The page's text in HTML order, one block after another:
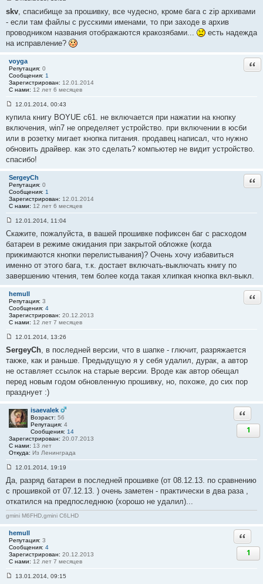
о
б
щ
н
и
е
#
4
3
skv, спасибище за прошивку, все чудесно, кроме бага с zip архивами
- если там файлы с русскими именами, то при заходе в архив
проводником названия отображаются кракозябами...
есть надежда
на исправление?
voyga
Репутация: 0
Сообщения: 1
Зарегистрирован: 12.01.2014
С нами: 12 лет 6 месяцев
о
б
щ
н
и
#
4
4
12.01.2014, 00:43
купила книгу BOYUE c61. не включается при нажатии на кнопку
включения, win7 не определяет устройство. при включении в юсби
или в розетку мигает кнопка питания. продавец написал, что нужно
обновить драйвер. как это сделать? компьютер не видит устройство.
спасибо!
SergeyCh
Репутация: 0
Сообщения: 1
Зарегистрирован: 12.01.2014
С нами: 12 лет 6 месяцев
о
б
щ
н
и
4
5
12.01.2014, 11:04
Скажите, пожалуйста, в вашей прошивке пофиксен баг с расходом
батареи в режиме ожидания при закрытой обложке (когда
прижимаются кнопки перелистывания)? Очень хочу избавиться
именно от этого бага, т.к. достает включать-выключать книгу по
завершению чтения, тем более когда такая хлипкая кнопка вкл-выкл.
hemull
Репутация: 3
Сообщения: 4
Зарегистрирован: 20.12.2013
С нами: 12 лет 7 месяцев
о
б
щ
н
и
#
4
6
12.01.2014, 13:26
SergeyCh, в последней версии, что в шапке - глючит, разряжается
также, как и раньше. Предыдущую я у себя удалил, дурак, а автор
не оставляет ссылок на старые версии. Вроде как автор обещал
перед новым годом обновленную прошивку, но, похоже, до сих пор
празднует :)
isaevalek
Возраст: 56
Репутация: 4
Сообщения: 14
Зарегистрирован: 20.07.2013
С нами: 13 лет
Откуда: Из Ленинграда
1
о
б
щ
н
#
4
7
12.01.2014, 19:19
Да, разряд батареи в последней прошивке (от 08.12.13. по сравнению
с прошивкой от 07.12.13. ) очень заметен - практически в два раза ,
откатился на предпоследнюю (хорошо не удалил)...
gmini M6FHD,gmini C6LHD
hemull
Репутация: 3
Сообщения: 4
Зарегистрирован: 20.12.2013
С нами: 12 лет 7 месяцев
1
13.01.2014, 09:15